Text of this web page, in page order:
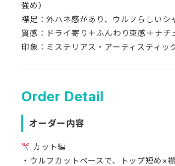
強め）
襟足：外ハネ感があり、ウルフらしいシ
質感：ドライ寄り＋ふんわり束感＋ナチ
印象：ミステリアス・アーティスティッ
Order Detail
オーダー内容
カット編
・ウルフカットベースで、トップ短め×